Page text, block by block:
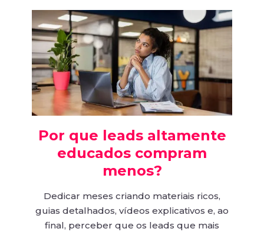
Por que leads altamente
educados compram
menos?
Dedicar meses criando materiais ricos,
guias detalhados, vídeos explicativos e, ao
final, perceber que os leads que mais